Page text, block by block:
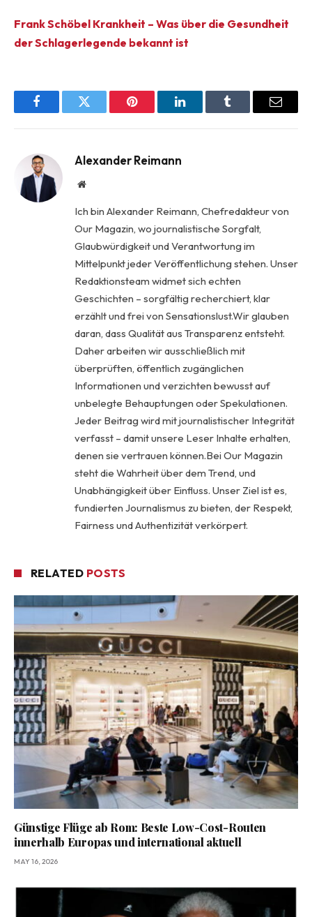
Frank Schöbel Krankheit – Was über die Gesundheit
der Schlagerlegende bekannt ist
FacebookTwitter Pinterest LinkedInTumblr Email
Alexander Reimann
Website
Ich bin Alexander Reimann, Chefredakteur von
Our Magazin, wo journalistische Sorgfalt,
Glaubwürdigkeit und Verantwortung im
Mittelpunkt jeder Veröffentlichung stehen. Unser
Redaktionsteam widmet sich echten
Geschichten – sorgfältig recherchiert, klar
erzählt und frei von Sensationslust.Wir glauben
daran, dass Qualität aus Transparenz entsteht.
Daher arbeiten wir ausschließlich mit
überprüften, öffentlich zugänglichen
Informationen und verzichten bewusst auf
unbelegte Behauptungen oder Spekulationen.
Jeder Beitrag wird mit journalistischer Integrität
verfasst – damit unsere Leser Inhalte erhalten,
denen sie vertrauen können.Bei Our Magazin
steht die Wahrheit über dem Trend, und
Unabhängigkeit über Einfluss. Unser Ziel ist es,
fundierten Journalismus zu bieten, der Respekt,
Fairness und Authentizität verkörpert.
RELATED POSTS
Günstige Flüge ab Rom: Beste Low-Cost-Routen
innerhalb Europas und international aktuell
MAY 16, 2026